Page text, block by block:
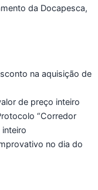
da Docapesca,
na aquisição de
de preço inteiro
“Corredor
no dia do